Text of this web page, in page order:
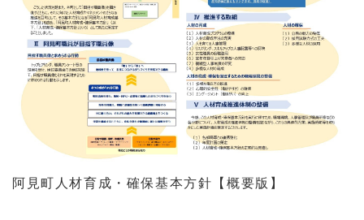
阿見町人材育成・確保基本方針【概要版】